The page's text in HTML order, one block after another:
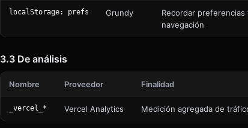
localStorage: prefs Grundy
Recordar
navegación
3.3 De análisis
Nombre Proveedor Finalidad
_vercel_* Vercel Analytics Medición agregada de